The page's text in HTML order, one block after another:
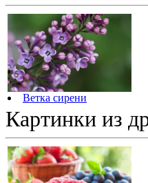
Ветка сирени
Картинки из